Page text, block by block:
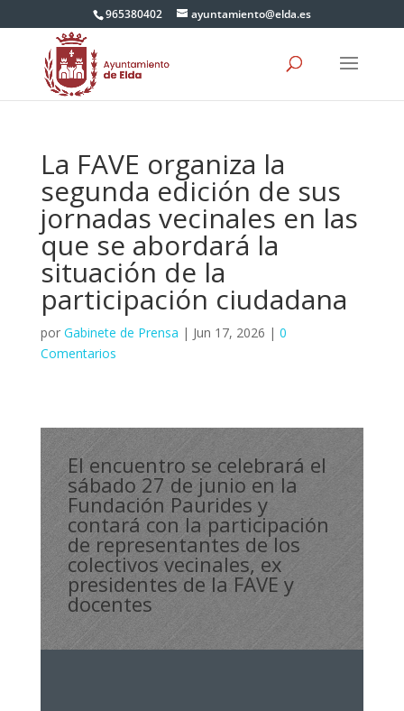
965380402 ayuntamiento@elda.es
La FAVE organiza la
segunda edición de sus
jornadas vecinales en las
que se abordará la
situación de la
participación ciudadana
por Gabinete de Prensa | Jun 17, 2026 | 0
Comentarios
El encuentro se celebrará el
sábado 27 de junio en la
Fundación Paurides y
contará con la participación
de representantes de los
colectivos vecinales, ex
presidentes de la FAVE y
docentes